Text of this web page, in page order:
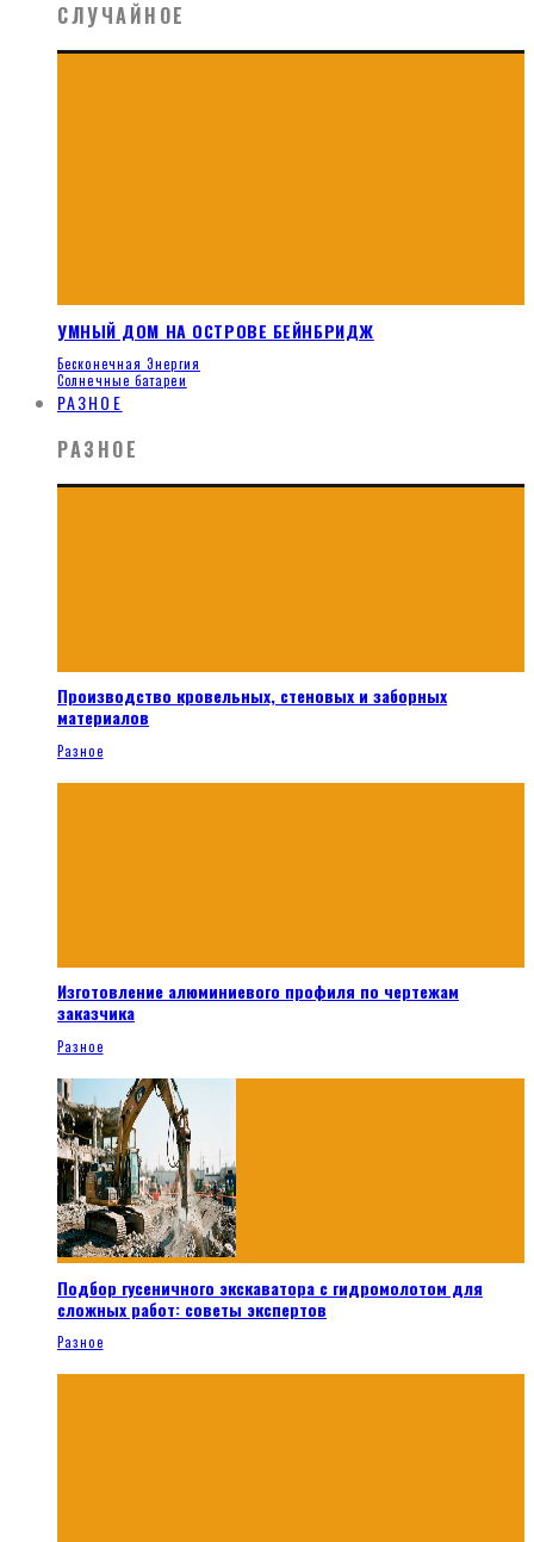
СЛУЧАЙНОЕ
УМНЫЙ ДОМ НА ОСТРОВЕ БЕЙНБРИДЖ
Бесконечная Энергия
Солнечные батареи
РАЗНОЕ
РАЗНОЕ
Производство кровельных, стеновых и заборных
материалов
Разное
Изготовление алюминиевого профиля по чертежам
заказчика
Разное
Подбор гусеничного экскаватора с гидромолотом для
сложных работ: советы экспертов
Разное